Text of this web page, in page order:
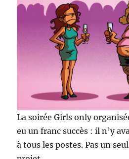
La soirée Girls only
eu un franc succès : il n’y
à tous les postes. Pas un